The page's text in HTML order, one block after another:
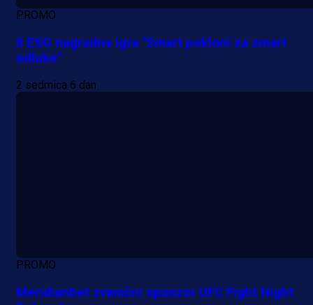
PROMO
II ESG nagradna igra "Smart pokloni za smart
odluke"
2 sedmica 6 dan
PROMO
Meridianbet zvanični sponzor UFC Fight Night